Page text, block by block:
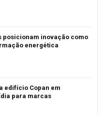
posicionam inovação como
energética
edifício Copan em
para marcas